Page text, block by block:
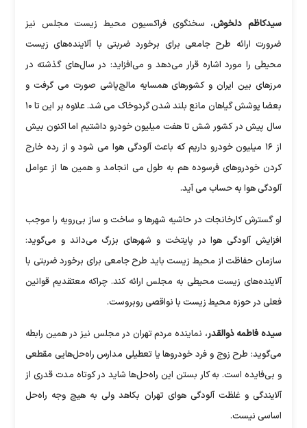
سیدکاظم دلخوش، سخنگوی فراکسیون محیط‌ زیست مجلس نیز
ضرورت ارائه طرح جامعی برای برخورد ضربتی با آلاینده‌های زیست
محیطی را مورد اشاره قرار می‌دهد و می‌افزاید: در سال‌های گذشته در
مرزهای بین ایران و کشورهای همسایه مالچ‌پاشی صورت می گرفت و
بعضا پوشش گیاهان مانع بلند شدن گردوخاک می شد. علاوه بر این تا ۱۰
سال پیش در کشور شش تا هفت میلیون خودرو داشتیم اما اکنون بیش
از ۱۶ میلیون خودرو داریم که باعث آلودگی هوا می شود و از رده خارج
کردن خودروهای فرسوده هم به طول می انجامد و همین ها از عوامل
آلودگی هوا به حساب می آید.
او گسترش کارخانجات در حاشیه شهرها و ساخت و ساز بی‌رویه را موجب
افزایش آلودگی هوا در پایتخت و شهرهای بزرگ می‌داند و می‌گوید:
سازمان حفاظت از محیط‌ زیست باید طرح جامعی برای برخورد ضربتی با
آلاینده‌های زیست محیطی به مجلس ارائه کند. چراکه معتقدیم قوانین
فعلی در حوزه محیط‌ زیست با نواقصی روبروست.
سیده فاطمه ذوالقدر، نماینده مردم تهران در مجلس نیز در همین رابطه
می‌گوید: طرح زوج و فرد خودروها یا تعطیلی مدارس راه‌حل‌هایی مقطعی
و بی‌فایده است. به کار بستن این راه‌حل‌ها شاید در کوتاه مدت قدری از
آلایندگی و غلظت آلودگی هوای تهران بکاهد ولی به هیچ وجه راه‌حل
اساسی نیست.